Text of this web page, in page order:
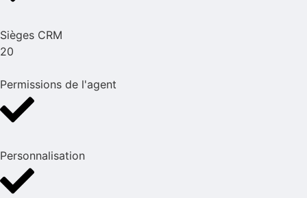
Sièges CRM
20
Permissions de l'agent
Personnalisation